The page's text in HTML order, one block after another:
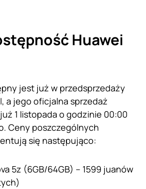
Huawei
jest już w przedsprzedaży
a jego oficjalna sprzedaż
1 listopada o godzinie 00:00
Ceny poszczególnych
się następująco:
5z (6GB/64GB) – 1599 juanów